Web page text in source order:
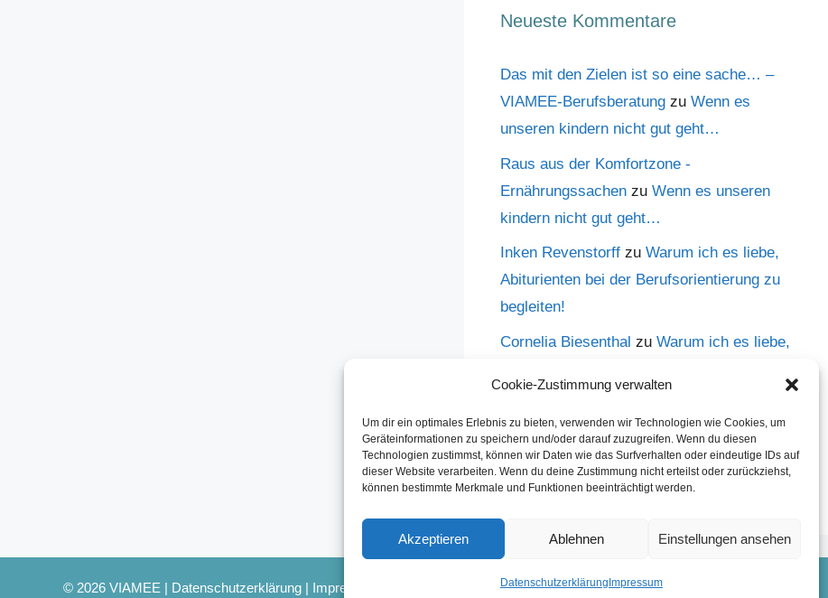
Cookie-Zustimmung verwalten
Um dir ein optimales Erlebnis zu bieten, verwenden wir Technologien wie Cookies, um
Geräteinformationen zu speichern und/oder darauf zuzugreifen. Wenn du diesen
Technologien zustimmst, können wir Daten wie das Surfverhalten oder eindeutige IDs auf
dieser Website verarbeiten. Wenn du deine Zustimmung nicht erteilst oder zurückziehst,
können bestimmte Merkmale und Funktionen beeinträchtigt werden.
Akzeptieren Ablehnen Einstellungen ansehen
Datenschutzerklärung Impressum
Neueste Kommentare
Das mit den Zielen ist so eine sache… –
VIAMEE-Berufsberatungzu Wenn es
unseren kindern nicht gut geht…
Raus aus der Komfortzone -
Ernährungssachenzu Wenn es unseren
kindern nicht gut geht…
Inken Revenstorffzu Warum ich es liebe,
Abiturienten bei der Berufsorientierung zu
begleiten!
Cornelia Biesenthal zu Warum ich es liebe,
HanneszuWarum ich es liebe,
Abiturienten bei der Berufsorientierung zu
begleiten!
© 2026 VIAMEE | Datenschutzerklärung| Impressum